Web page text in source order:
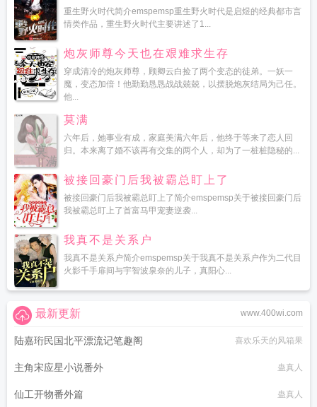
重生野火时代简介emspemsp重生野火时代是启煜的经典都市言
情类作品，重生野火时代主要讲述了1...
炮灰师尊今天也在艰难求生存
穿成清冷的炮灰师尊，顾卿云白捡了两个变态的徒弟。一妖一
魔，变态加倍！他勤勤恳恳战战兢兢，以摆脱炮灰结局为己任。
他...
莫满
六年后，她事业有成，家庭美满六年后，他终于等来了恋人回
归。本来离了婚不该再有交集的两个人，却为了一桩桩隐秘的...
被接回豪门后我被霸总盯上了
被接回豪门后我被霸总盯上了简介emspemsp关于被接回豪门后
我被霸总盯上了首富马甲宠妻逆袭...
我真不是关系户
我真不是关系户简介emspemsp关于我真不是关系户作为二代目
火影千手扉间与宇智波泉奈的儿子，真阳心...
www.400wi.com
最新更新
陆嘉珩民国北平漂流记笔趣阁 喜欢乐天的风箱果
主角宋应星小说番外 蛊真人
仙工开物番外篇 蛊真人